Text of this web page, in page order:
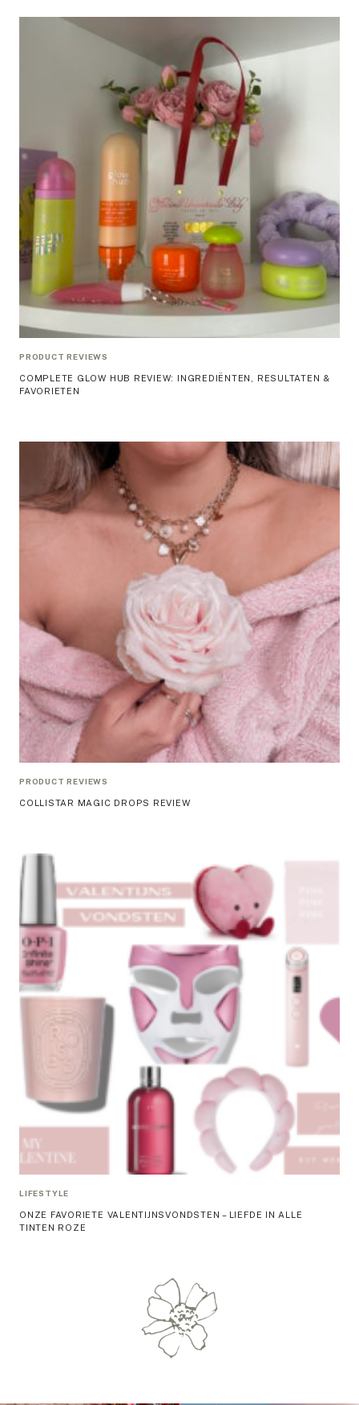
PRODUCT REVIEWS
COMPLETE GLOW HUB REVIEW: INGREDIËNTEN, RESULTATEN &
FAVORIETEN
PRODUCT REVIEWS
COLLISTAR MAGIC DROPS REVIEW
LIFESTYLE
ONZE FAVORIETE VALENTIJNSVONDSTEN – LIEFDE IN ALLE
TINTEN ROZE